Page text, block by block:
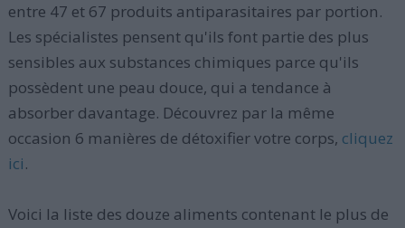
entre 47 et 67 produits antiparasitaires par portion.
Les spécialistes pensent qu'ils font partie des plus
sensibles aux substances chimiques parce qu'ils
possèdent une peau douce, qui a tendance à
absorber davantage. Découvrez par la même
occasion 6 manières de détoxifier votre corps, cliquez
ici.
Voici la liste des douze aliments contenant le plus de